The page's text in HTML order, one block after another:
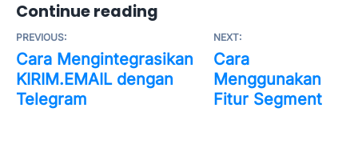
Continue reading
PREVIOUS:
Cara Mengintegrasikan
KIRIM.EMAIL dengan
Telegram
NEXT:
Cara
Menggunakan
Fitur Segment